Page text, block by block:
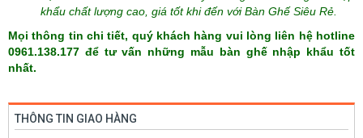
khẩu chất lượng cao, giá tốt khi đến với Bàn Ghế Siêu Rẻ.
Mọi thông tin chi tiết, quý khách hàng vui lòng liên hệ hotline
0961.138.177 để tư vấn những mẫu bàn ghế nhập khẩu tốt
nhất.
THÔNG TIN GIAO HÀNG